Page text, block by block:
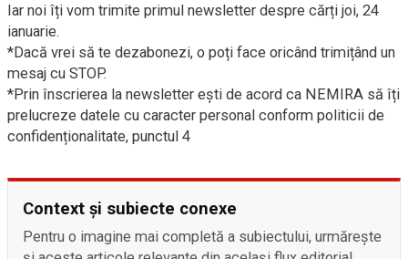
Iar noi îți vom trimite primul newsletter despre cărți joi, 24
ianuarie.
*Dacă vrei să te dezabonezi, o poți face oricând trimițând un
mesaj cu STOP.
*Prin înscrierea la newsletter ești de acord ca NEMIRA să îți
prelucreze datele cu caracter personal conform politicii de
confidenționalitate, punctul 4
Context și subiecte conexe
Pentru o imagine mai completă a subiectului, urmărește